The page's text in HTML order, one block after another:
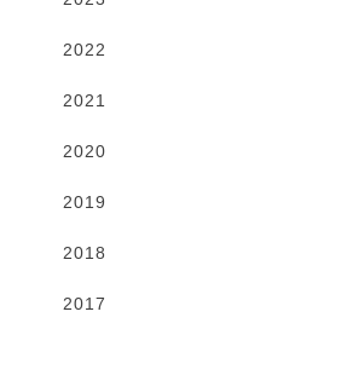
2022
2021
2020
2019
2018
2017